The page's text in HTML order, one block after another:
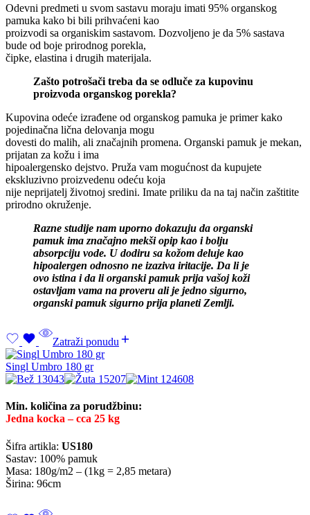
Odevni predmeti u svom sastavu moraju imati 95% organskog
pamuka kako bi bili prihvaćeni kao
proizvodi sa organiskim sastavom. Dozvoljeno je da 5% sastava
bude od boje prirodnog porekla,
čipke, elastina i drugih materijala.
Zašto potrošači treba da se odluče za kupovinu
proizvoda organskog porekla?
Kupovina odeće izrađene od organskog pamuka je primer kako
pojedinačna lična delovanja mogu
dovesti do malih, ali značajnih promena. Organski pamuk je mekan,
prijatan za kožu i ima
hipoalergensko dejstvo. Pruža vam mogućnost da kupujete
ekskluzivno proizvedenu odeću koja
nije neprijatelj životnoj sredini. Imate priliku da na taj način zaštitite
prirodno okruženje.
Razne studije nam uporno dokazuju da organski
pamuk ima značajno mekši opip kao i bolju
absorpciju vode. U dodiru sa kožom deluje kao
hipoalergen odnosno ne izaziva iritacije. Da li je
ovo istina i da li organski pamuk prija vašoj koži
ostavljam vama na proveru ali je jedno sigurno,
organski pamuk sigurno prija planeti Zemlji.
Zatraži ponudu
Singl Umbro 180 gr
Min. količina za porudžbinu:
Jedna kocka – cca 25 kg
Šifra artikla: US180
Sastav: 100% pamuk
Masa: 180g/m2 – (1kg = 2,85 metara)
Širina: 96cm